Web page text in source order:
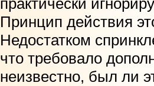
практически
Принцип действия
Недостатком
что требовало
неизвестно, был ли